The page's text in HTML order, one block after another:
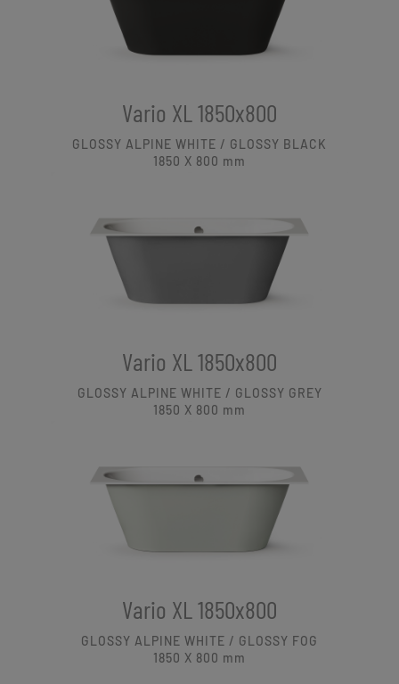
Vario XL 1850x800
GLOSSY ALPINE WHITE / GLOSSY BLACK
1850 X 800 mm
Vario XL 1850x800
GLOSSY ALPINE WHITE / GLOSSY GREY
1850 X 800 mm
Vario XL 1850x800
GLOSSY ALPINE WHITE / GLOSSY FOG
1850 X 800 mm